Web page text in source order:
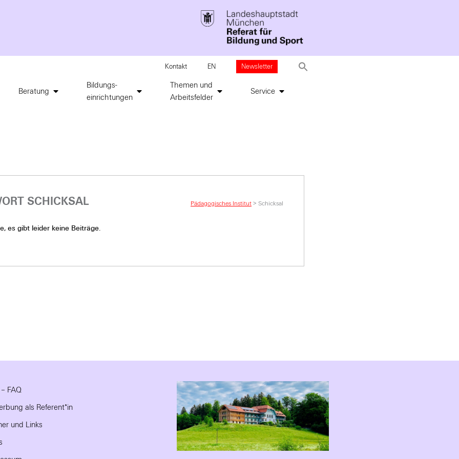
Kontakt EN Newsletter
Beratung
Bildungs-
einrichtungen
Themen und
Arbeitsfelder
Service
SCHICKSAL Pädagogisches Institut > Schicksal
es gibt leider keine Beiträge.
FAQ
als Referent*in
und Links